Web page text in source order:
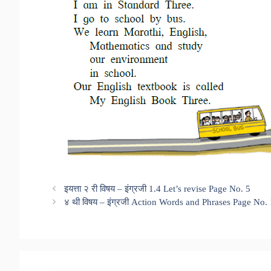
इयत्ता २ री विषय – इंग्रजी 1.4 Let’s revise Page No. 5
४ थी विषय – इंग्रजी Action Words and Phrases Page No.